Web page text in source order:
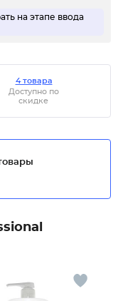
на этапе ввода
4 товара
Доступно по
скидке